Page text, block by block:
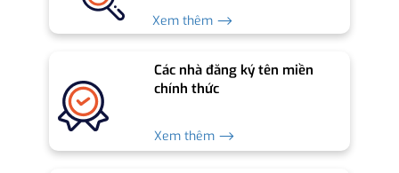
Xem thêm ⟶
Các nhà đăng ký tên miền
chính thức
Xem thêm ⟶